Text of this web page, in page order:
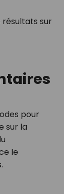
sur
pour
sur la
le